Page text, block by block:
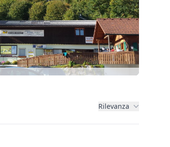
Rilevanza